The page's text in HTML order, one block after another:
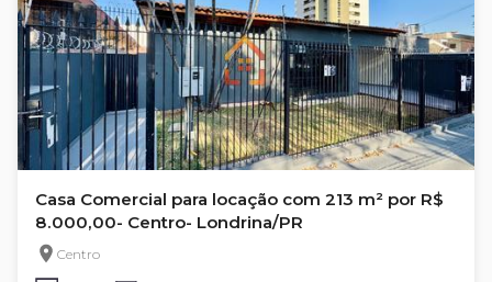
Casa Comercial para locação com 213 m² por R$
8.000,00- Centro- Londrina/PR
Centro